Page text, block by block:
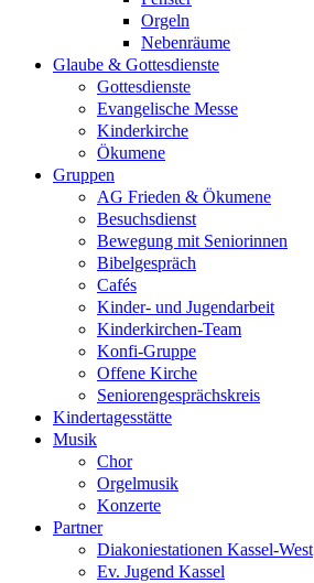
Orgeln
Nebenräume
Glaube & Gottesdienste
Gottesdienste
Evangelische Messe
Kinderkirche
Ökumene
Gruppen
AG Frieden & Ökumene
Besuchsdienst
Bewegung mit Seniorinnen
Bibelgespräch
Cafés
Kinder- und Jugendarbeit
Kinderkirchen-Team
Konfi-Gruppe
Offene Kirche
Seniorengesprächskreis
Kindertagesstätte
Musik
Chor
Orgelmusik
Konzerte
Partner
Diakoniestationen Kassel-West
Ev. Jugend Kassel